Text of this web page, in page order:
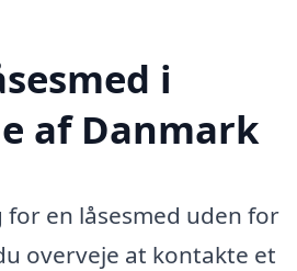
i
af Danmark
for en låsesmed uden for
overveje at kontakte et